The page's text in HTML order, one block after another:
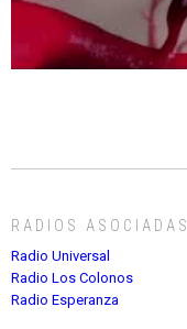
RADIOS ASOCIADAS
Radio Universal
Radio Los Colonos
Radio Esperanza